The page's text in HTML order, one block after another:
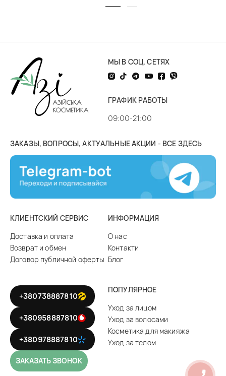
МЫ В СОЦ. СЕТЯХ
ГРАФИК РАБОТЫ
09:00-21:00
ЗАКАЗЫ, ВОПРОСЫ, АКТУАЛЬНЫЕ АКЦИИ - ВСЕ ЗДЕСЬ
КЛИЕНТСКИЙ СЕРВИС
Доставка и оплата
Возврат и обмен
Договор публичной оферты
ИНФОРМАЦИЯ
О нас
Контакти
Блог
+380738887810
+380958887810
+380978887810
ЗАКАЗАТЬ ЗВОНОК
ПОПУЛЯРНОЕ
Уход за лицом
Уход за волосами
Косметика для макияжа
Уход за телом